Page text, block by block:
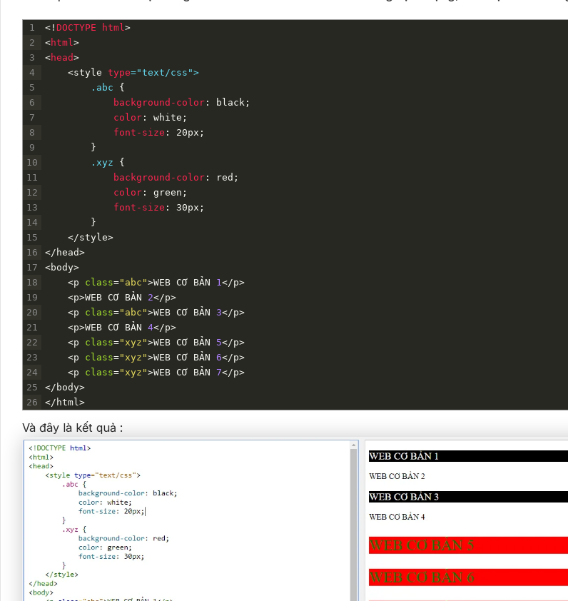
1
2
3
4
5
6
7
8
9
10
11
12
13
14
15
16
17
18
19
20
21
22
23
24
25
26
< ! DOCTYPE html >
<html >
<head>
<style type="text/css">
.abc {
background-color : black ;
color : white ;
font-size : 20px ;
}
.xyz {
background-color : red ;
color : green ;
font-size : 30px ;
}
</style>
</ head>
<body>
<p class="abc">WEB CƠ BẢN 1 </p>
<p>WEB CƠ BẢN 2</p>
<p class="abc">WEB CƠ BẢN 3</p>
<p>WEB CƠ BẢN 4</p>
<p class="xyz">WEB CƠ BẢN 5</p>
<p class="xyz">WEB CƠ BẢN 6</p>
<p class="xyz">WEB CƠ BẢN 7</p>
</ body>
</ html >
Và đây là kết quả :